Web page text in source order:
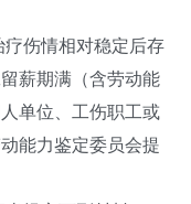
伤情相对稳定后存
薪期满（含劳动能
单位、工伤职工或
能力鉴定委员会提